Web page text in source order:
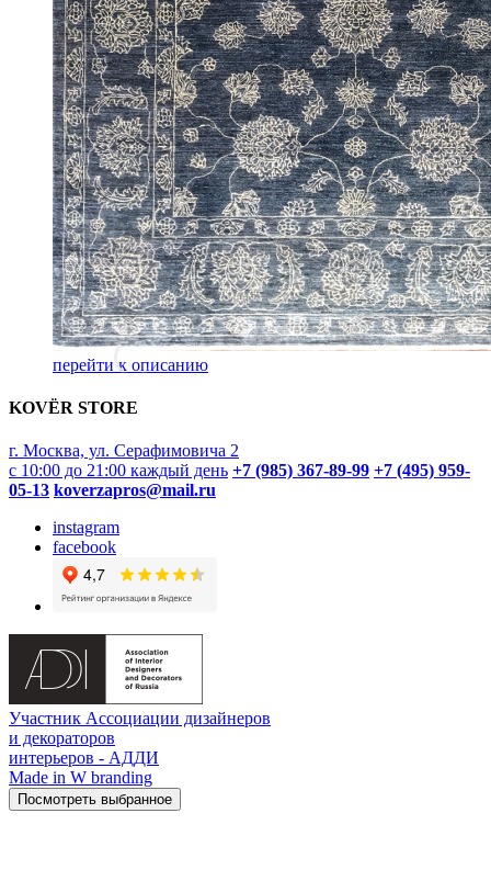
перейти к описанию
KOVËR STORE
г. Москва, ул. Серафимовича 2
с 10:00 до 21:00 каждый день +7 (985) 367-89-99 +7 (495) 959-
05-13 koverzapros@mail.ru
instagram
facebook
Участник Ассоциации дизайнеров
и декораторов
интерьеров - АДДИ
Made in W branding
Посмотреть выбранное